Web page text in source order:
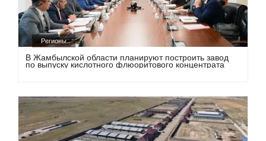
Регионы
В Жамбылской области планируют построить завод
по выпуску кислотного флюоритового концентрата